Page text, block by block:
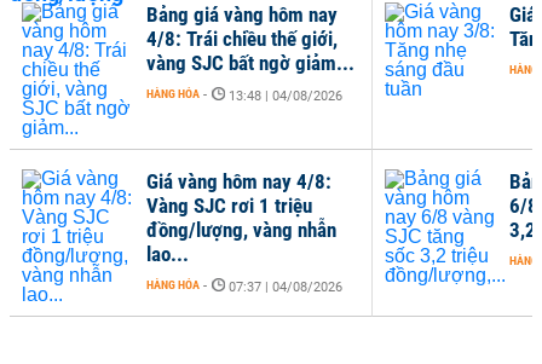
6/8
3,2
HÀNG
Bảng giá vàng hôm nay
4/8: Trái chiều thế giới,
vàng SJC bất ngờ giảm...
HÀNG HÓA - 13:48 | 04/08/2026
Giá vàng hôm nay 4/8:
Vàng SJC rơi 1 triệu
đồng/lượng, vàng nhẫn
lao...
HÀNG HÓA - 07:37 | 04/08/2026
HÀNG